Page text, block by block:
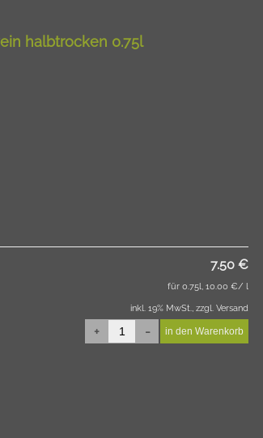
halbtrocken 0.75l
7.50 €
für 0.75l, 10.00 €/ l
inkl. 19% MwSt., zzgl. Versand
-
+